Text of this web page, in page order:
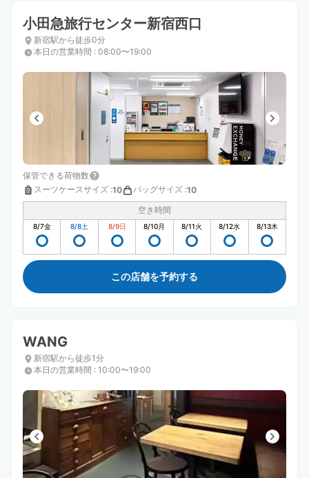
小田急旅行センター新宿西口
新宿駅から徒歩0分
本日の営業時間 : 08:00〜19:00
保管できる荷物数
スーツケースサイズ :10 バッグサイズ :10
空き時間
8/7金 8/8土 8/9日 8/10月 8/11火 8/12水 8/13木
この店舗を予約する
WANG
新宿駅から徒歩1分
本日の営業時間 : 10:00〜19:00